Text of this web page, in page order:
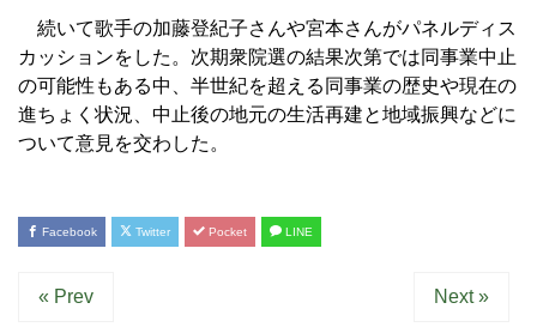
続いて歌手の加藤登紀子さんや宮本さんがパネルディス
カッションをした。次期衆院選の結果次第では同事業中止
の可能性もある中、半世紀を超える同事業の歴史や現在の
進ちょく状況、中止後の地元の生活再建と地域振興などに
ついて意見を交わした。
Facebook Twitter Pocket LINE
« Prev Next »